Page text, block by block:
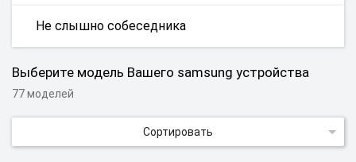
Не слышно собеседника
Выберите модель Вашего samsung устройства
77 моделей
Сортировать